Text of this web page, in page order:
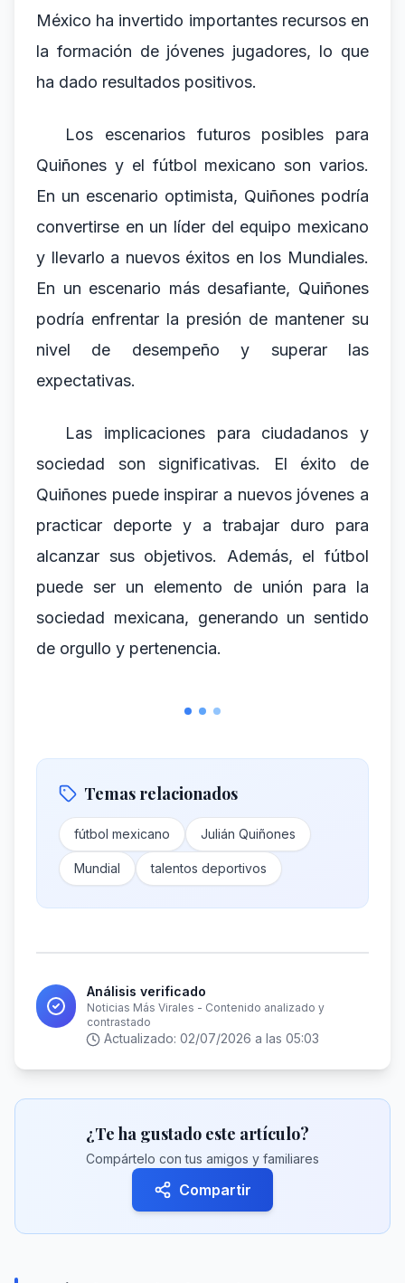
México ha invertido importantes recursos en
la formación de jóvenes jugadores, lo que
ha dado resultados positivos.
Los escenarios futuros posibles para
Quiñones y el fútbol mexicano son varios.
En un escenario optimista, Quiñones podría
convertirse en un líder del equipo mexicano
y llevarlo a nuevos éxitos en los Mundiales.
En un escenario más desafiante, Quiñones
podría enfrentar la presión de mantener su
nivel de desempeño y superar las
expectativas.
Las implicaciones para ciudadanos y
sociedad son significativas. El éxito de
Quiñones puede inspirar a nuevos jóvenes a
practicar deporte y a trabajar duro para
alcanzar sus objetivos. Además, el fútbol
puede ser un elemento de unión para la
sociedad mexicana, generando un sentido
de orgullo y pertenencia.
Temas relacionados
fútbol mexicano Julián Quiñones
Mundial talentos deportivos
Análisis verificado
Noticias Más Virales - Contenido analizado y
contrastado
Actualizado: 02/07/2026 a las 05:03
¿Te ha gustado este artículo?
Compártelo con tus amigos y familiares
Compartir